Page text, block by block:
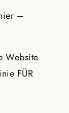
–
Website
FÜR